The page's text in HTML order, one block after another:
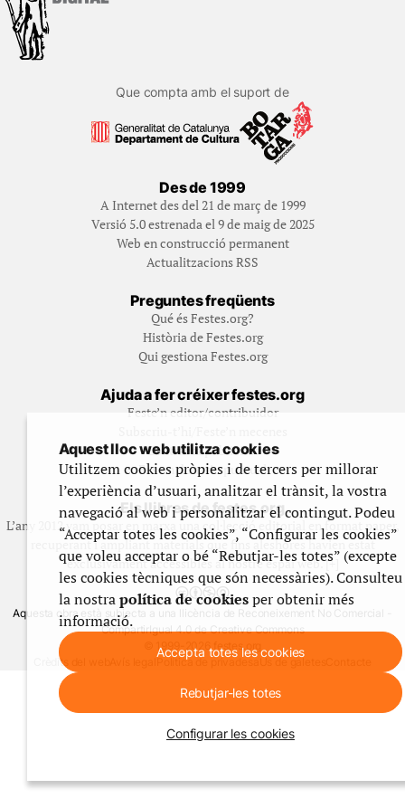
Que compta amb el suport de
Des de 1999
A Internet des del 21 de març de 1999
Versió 5.0 estrenada el 9 de maig de 2025
Web en construcció permanent
Actualitzacions RSS
Preguntes freqüents
Qué és Festes.org?
Història de Festes.org
Qui gestiona Festes.org
Ajuda a fer créixer festes.org
Feste’n editor/contribuidor
Contracta publicitat
Fes un donatiu puntual
Els llibres de festes.org
L’any 2012 vam posar en marxa una col·lecció editorial en format paper,
recuperant i ampliant materials que fins aleshores havien estat
exclusivament accessibles al nostre espai web. [+]
Aquesta obra està subjecta a una llicència de Reconeixement No Comercial -
CompartirIgual 4.0 de Creative Commons
© 1999-2026 festes.org
Crèdits del web
Política de privadesa Ús de galetes
Aquest lloc web utilitza cookies
Utilitzem cookies pròpies i de tercers per millorar
l’experiència d’usuari, analitzar el trànsit, la vostra
navegació al web i personalitzar el contingut. Podeu
“Acceptar totes les cookies”, “Configurar les cookies”
que voleu acceptar o bé “Rebutjar-les totes” (excepte
les cookies tècniques que són necessàries). Consulteu
la nostrapolítica de cookiesper obtenir més
informació.
Accepta totes les cookies
Rebutjar-les totes
Configurar les cookies